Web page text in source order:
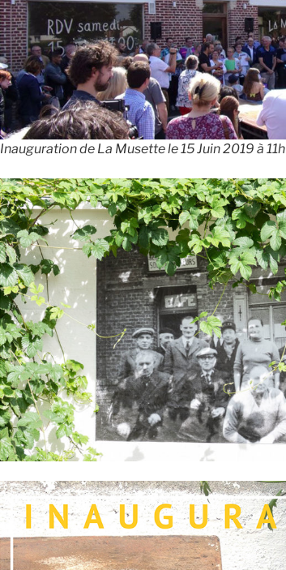
Inauguration de La Musette le 15 Juin 2019 à 11h